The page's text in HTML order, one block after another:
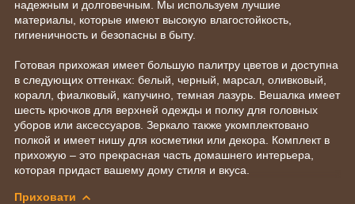
надежным и долговечным. Мы используем лучшие
материалы, которые имеют высокую влагостойкость,
гигиеничность и безопасны в быту.
Готовая прихожая имеет большую палитру цветов и доступна
в следующих оттенках: белый, черный, марсал, оливковый,
коралл, фиалковый, капучино, темная лазурь. Вешалка имеет
шесть крючков для верхней одежды и полку для головных
уборов или аксессуаров. Зеркало также укомплектовано
полкой и имеет нишу для косметики или декора. Комплект в
прихожую – это прекрасная часть домашнего интерьера,
которая придаст вашему дому стиля и вкуса.
Приховати